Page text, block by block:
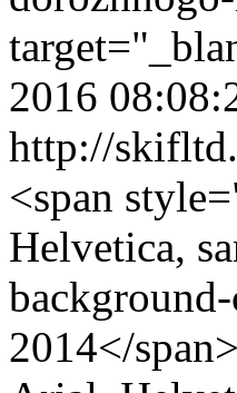
2016
http://
<span
Helvetica,
2014</